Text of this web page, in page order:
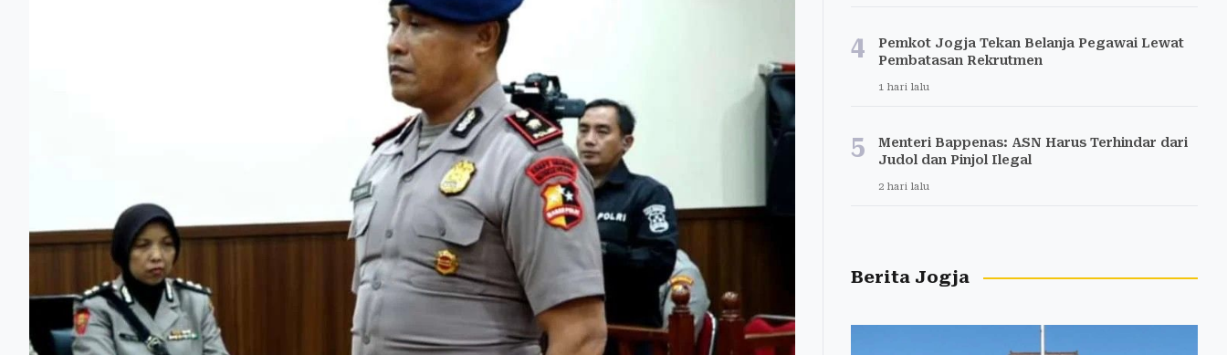
4
Pemkot Jogja Tekan Belanja Pegawai Lewat
Pembatasan Rekrutmen
1 hari lalu
5
Menteri Bappenas: ASN Harus Terhindar dari
Judol dan Pinjol Ilegal
2 hari lalu
Berita Jogja